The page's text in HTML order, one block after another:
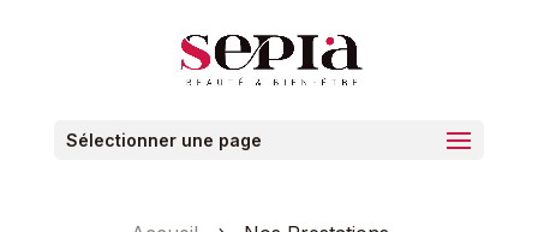
Sélectionner une page